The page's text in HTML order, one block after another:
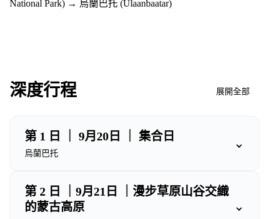
National Park) → 烏蘭巴托 (Ulaanbaatar)
深度行程 展開全部
第 1 日 ｜ 9月20日 ｜ 集合日
烏蘭巴托
⌄
第 2 日 ｜9月21日 ｜漫步草原山谷交織
的蒙古高原
⌄